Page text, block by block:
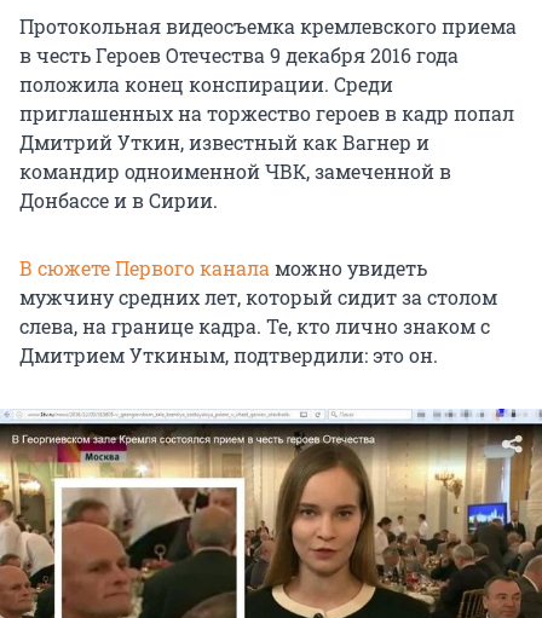
Протокольная видеосъемка кремлевского приема
в честь Героев Отечества 9 декабря 2016 года
положила конец конспирации. Среди
приглашенных на торжество героев в кадр попал
Дмитрий Уткин, известный как Вагнер и
командир одноименной ЧВК, замеченной в
Донбассе и в Сирии.
В сюжете Первого канала можно увидеть
мужчину средних лет, который сидит за столом
слева, на границе кадра. Те, кто лично знаком с
Дмитрием Уткиным, подтвердили: это он.